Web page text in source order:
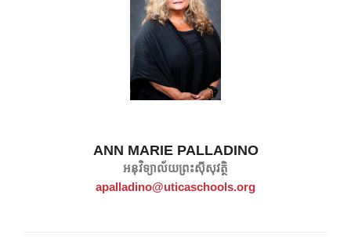
ANN MARIE PALLADINO
អនុវិទ្យាល័យព្រះស៊ីសុវត្ថិ
apalladino@uticaschools.org